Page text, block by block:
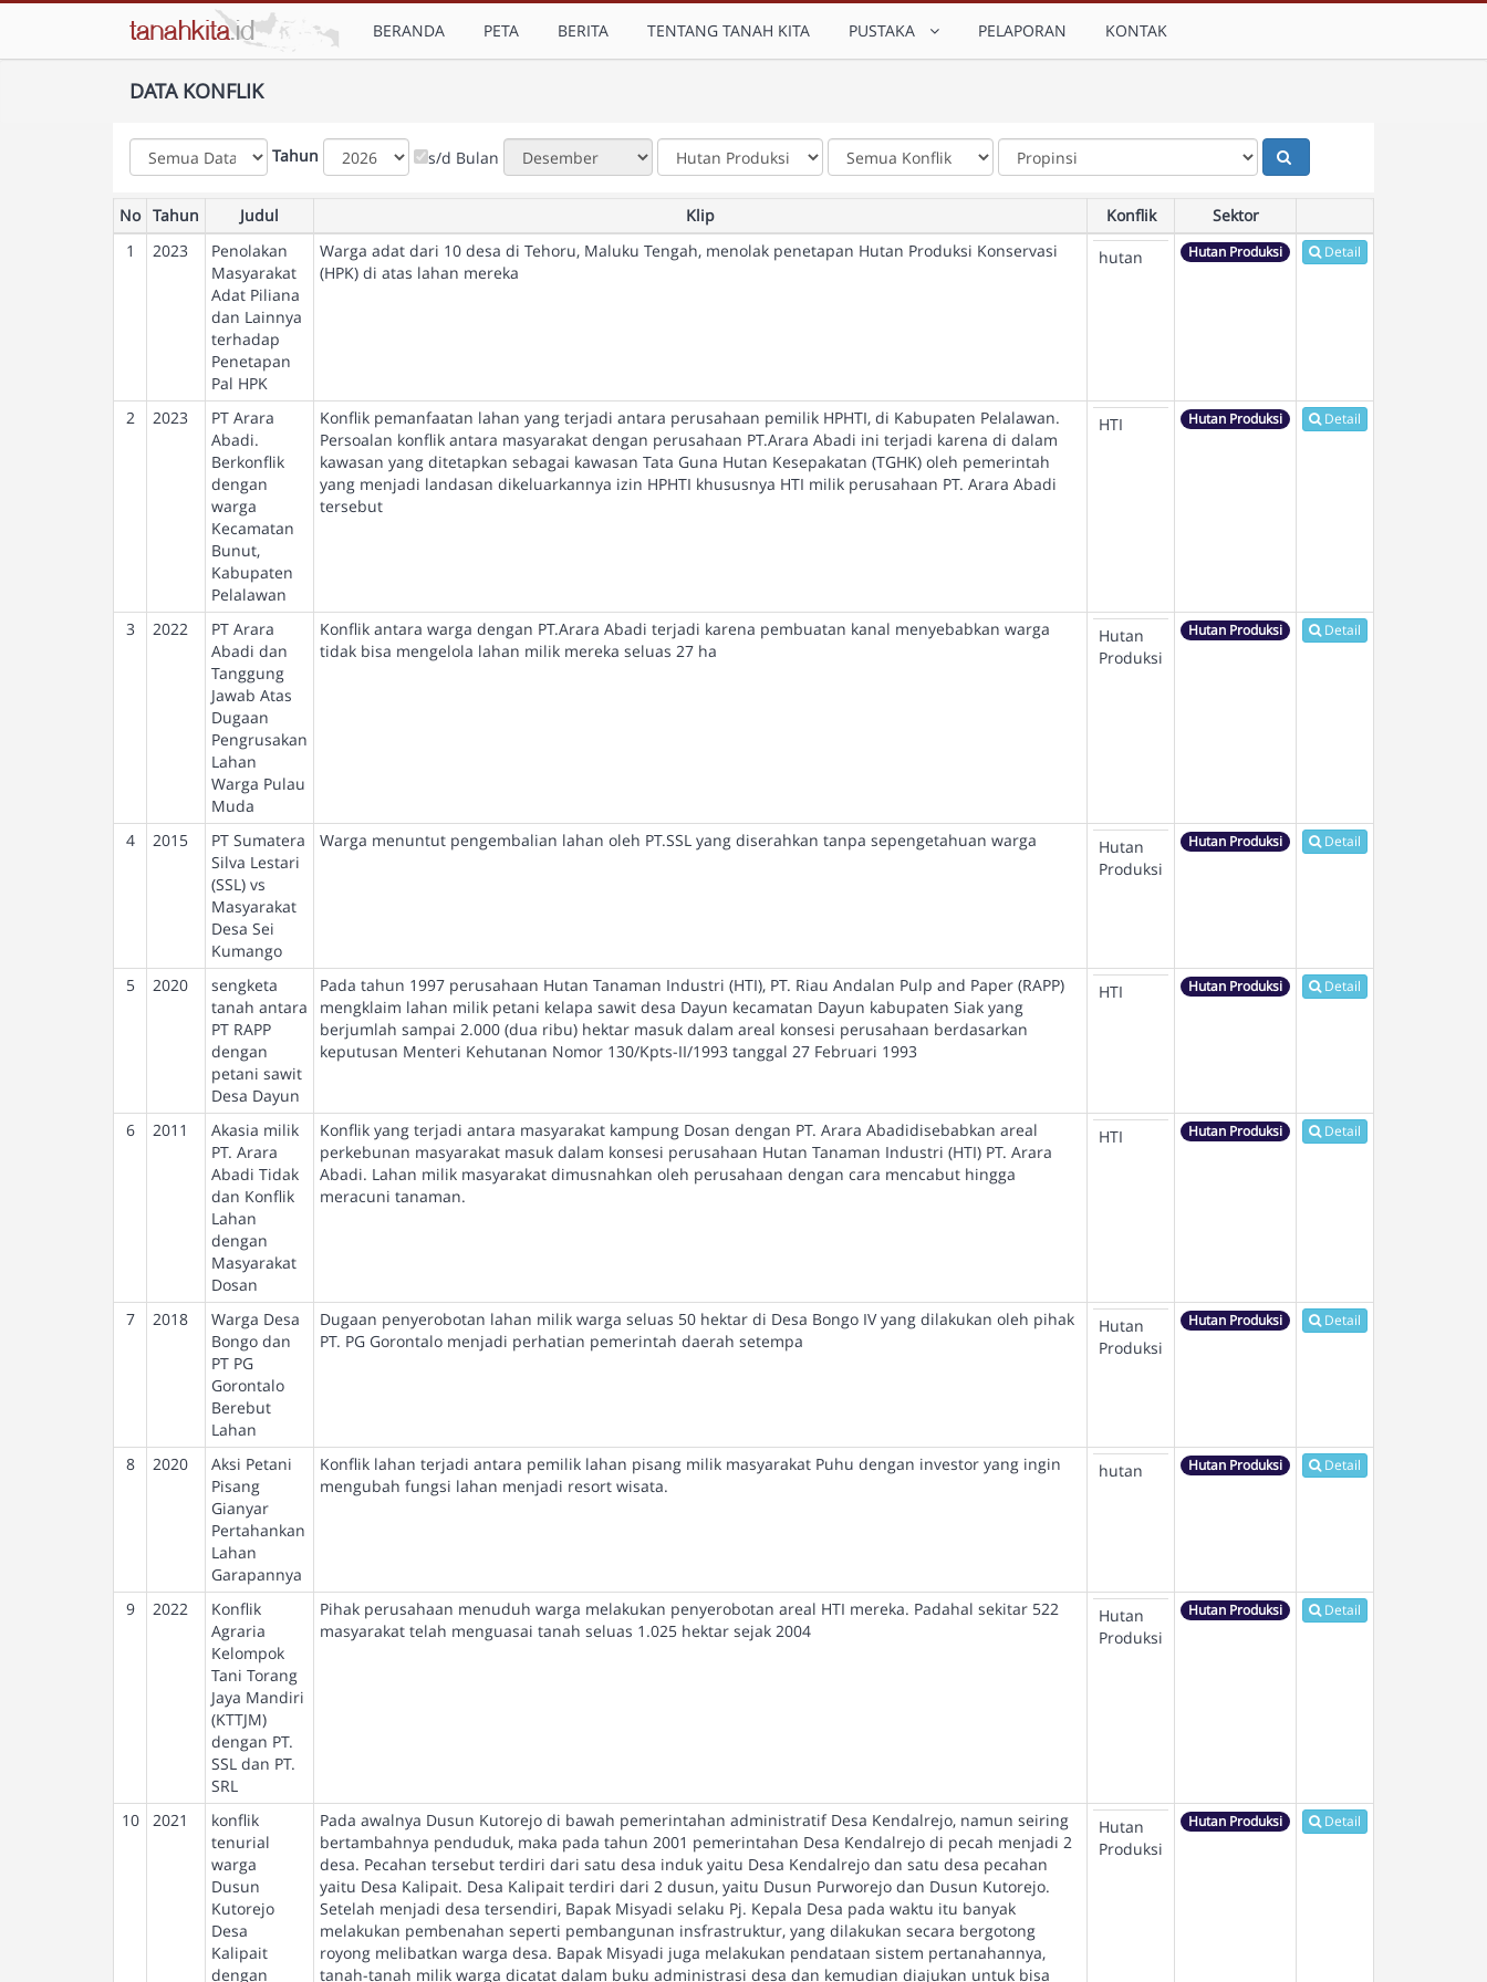
BERANDA PETA BERITA TENTANG TANAH KITA PUSTAKA PELAPORAN KONTAK
DATA KONFLIK
Tahun s/d Bulan
No Tahun Judul Klip Konflik
Sektor
1
2023
Penolakan
Masyarakat
Adat Piliana
dan Lainnya
terhadap
Penetapan
Pal HPK
Warga adat dari 10 desa di Tehoru, Maluku Tengah, menolak penetapan Hutan Produksi Konservasi
(HPK) di atas lahan mereka
hutan Hutan Produksi Detail
2 2023
PT Arara
Abadi.
Berkonflik
dengan
warga
Kecamatan
Bunut,
Kabupaten
Pelalawan
Konflik pemanfaatan lahan yang terjadi antara perusahaan pemilik HPHTI, di Kabupaten Pelalawan.
Persoalan konflik antara masyarakat dengan perusahaan PT.Arara Abadi ini terjadi karena di dalam
kawasan yang ditetapkan sebagai kawasan Tata Guna Hutan Kesepakatan (TGHK) oleh pemerintah
yang menjadi landasan dikeluarkannya izin HPHTI khususnya HTI milik perusahaan PT. Arara Abadi
tersebut
HTI Hutan Produksi Detail
3 2022
PT Arara
Abadi dan
Tanggung
Jawab Atas
Dugaan
Pengrusakan
Lahan
Warga Pulau
Muda
Konflik antara warga dengan PT.Arara Abadi terjadi karena pembuatan kanal menyebabkan warga
tidak bisa mengelola lahan milik mereka seluas 27 ha
Hutan
Produksi
Hutan Produksi Detail
4 2015
PT Sumatera
Silva Lestari
(SSL) vs
Masyarakat
Desa Sei
Kumango
Warga menuntut pengembalian lahan oleh PT.SSL yang diserahkan tanpa sepengetahuan warga
Hutan
Produksi
Hutan Produksi Detail
5 2020
sengketa
tanah antara
PT RAPP
dengan
petani sawit
Desa Dayun
Pada tahun 1997 perusahaan Hutan Tanaman Industri (HTI), PT. Riau Andalan Pulp and Paper (RAPP)
mengklaim lahan milik petani kelapa sawit desa Dayun kecamatan Dayun kabupaten Siak yang
berjumlah sampai 2.000 (dua ribu) hektar masuk dalam areal konsesi perusahaan berdasarkan
keputusan Menteri Kehutanan Nomor 130/Kpts-II/1993 tanggal 27 Februari 1993
HTI Hutan Produksi Detail
6 2011
Akasia milik
PT. Arara
Abadi Tidak
dan Konflik
Lahan
dengan
Masyarakat
Dosan
Konflik yang terjadi antara masyarakat kampung Dosan dengan PT. Arara Abadidisebabkan areal
perkebunan masyarakat masuk dalam konsesi perusahaan Hutan Tanaman Industri (HTI) PT. Arara
Abadi. Lahan milik masyarakat dimusnahkan oleh perusahaan dengan cara mencabut hingga
meracuni tanaman.
HTI Hutan Produksi Detail
7 2018
Warga Desa
Bongo dan
PT PG
Gorontalo
Berebut
Lahan
Dugaan penyerobotan lahan milik warga seluas 50 hektar di Desa Bongo IV yang dilakukan oleh pihak
PT. PG Gorontalo menjadi perhatian pemerintah daerah setempa
Hutan
Produksi
Hutan Produksi Detail
8 2020
Aksi Petani
Pisang
Gianyar
Pertahankan
Lahan
Garapannya
Konflik lahan terjadi antara pemilik lahan pisang milik masyarakat Puhu dengan investor yang ingin
mengubah fungsi lahan menjadi resort wisata.
hutan Hutan Produksi Detail
9 2022
Konflik
Agraria
Kelompok
Tani Torang
Jaya Mandiri
(KTTJM)
dengan PT.
SSL dan PT.
SRL
Pihak perusahaan menuduh warga melakukan penyerobotan areal HTI mereka. Padahal sekitar 522
masyarakat telah menguasai tanah seluas 1.025 hektar sejak 2004
Hutan
Produksi
Hutan Produksi Detail
10 2021
konflik
tenurial
warga
Dusun
Kutorejo
Desa
Kalipait
dengan
Pada awalnya Dusun Kutorejo di bawah pemerintahan administratif Desa Kendalrejo, namun seiring
bertambahnya penduduk, maka pada tahun 2001 pemerintahan Desa Kendalrejo di pecah menjadi 2
desa. Pecahan tersebut terdiri dari satu desa induk yaitu Desa Kendalrejo dan satu desa pecahan
yaitu Desa Kalipait. Desa Kalipait terdiri dari 2 dusun, yaitu Dusun Purworejo dan Dusun Kutorejo.
Setelah menjadi desa tersendiri, Bapak Misyadi selaku Pj. Kepala Desa pada waktu itu banyak
melakukan pembenahan seperti pembangunan insfrastruktur, yang dilakukan secara bergotong
royong melibatkan warga desa. Bapak Misyadi juga melakukan pendataan sistem pertanahannya,
tanah-tanah milik warga dicatat dalam buku administrasi desa dan kemudian diajukan untuk bisa
Hutan
Produksi
Hutan Produksi Detail